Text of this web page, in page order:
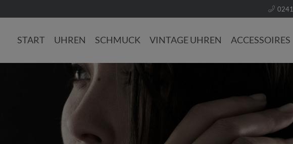
START UHREN SCHMUCK VINTAGE UHREN ACCESSOIRES